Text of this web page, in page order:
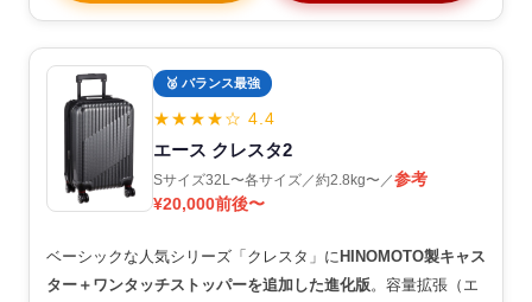
🥈 バランス最強
★★★★☆ 4.4
エース クレスタ2
Sサイズ32L〜各サイズ／約2.8kg〜／参考
¥20,000前後〜
ベーシックな人気シリーズ「クレスタ」にHINOMOTO製キャス
ター＋ワンタッチストッパーを追加した進化版 。容量拡張（エ